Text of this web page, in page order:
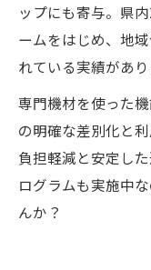
ップにも寄与。県
ームをはじめ、地
れている実績があり
専門機材を使った
の明確な差別化と
負担軽減と安定し
ログラムも実施中
んか？